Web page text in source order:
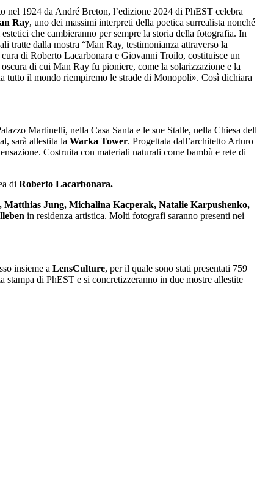
1924 da André Breton, l’edizione 2024 di PhEST celebra
Ray, uno dei massimi interpreti della poetica surrealista nonché
che cambieranno per sempre la storia della fotografia. In
tratte dalla mostra “Man Ray, testimonianza attraverso la
di Roberto Lacarbonara e Giovanni Troilo, costituisce un
di cui Man Ray fu pioniere, come la solarizzazione e la
tutto il mondo riempiremo le strade di Monopoli». Così dichiara
Martinelli, nella Casa Santa e le sue Stalle, nella Chiesa
sarà allestita la Warka Tower. Progettata dall’architetto Arturo
Costruita con materiali naturali come bambù e rete di
di Roberto Lacarbonara.
Jung, Michalina Kacperak, Natalie Karpushenko,
in residenza artistica. Molti fotografi saranno presenti nei
insieme a LensCulture, per il quale sono stati presentati 759
di PhEST e si concretizzeranno in due mostre allestite